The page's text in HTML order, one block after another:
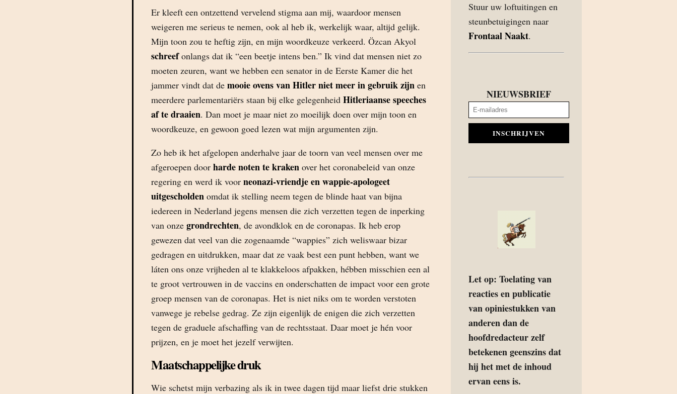
Er kleeft een ontzettend vervelend stigma aan mij, waardoor mensen
weigeren me serieus te nemen, ook al heb ik, werkelijk waar, altijd gelijk.
Mijn toon zou te heftig zijn, en mijn woordkeuze verkeerd. Özcan Akyol
schreefonlangs dat ik “een beetje intens ben.” Ik vind dat mensen niet zo
moeten zeuren, want we hebben een senator in de Eerste Kamer die het
jammer vindt dat de mooie ovens van Hitler niet meer in gebruik zijn en
meerdere parlementariërs staan bij elke gelegenheid Hitleriaanse speeches
af te draaien. Dan moet je maar niet zo moeilijk doen over mijn toon en
woordkeuze, en gewoon goed lezen wat mijn argumenten zijn.
Zo heb ik het afgelopen anderhalve jaar de toorn van veel mensen over me
afgeroepen door harde noten te kraken over het coronabeleid van onze
regering en werd ik voor neonazi-vriendje en wappie-apologeet
uitgescholden omdat ik stelling neem tegen de blinde haat van bijna
iedereen in Nederland jegens mensen die zich verzetten tegen de inperking
van onze grondrechten, de avondklok en de coronapas. Ik heb erop
gewezen dat veel van die zogenaamde “wappies” zich weliswaar bizar
gedragen en uitdrukken, maar dat ze vaak best een punt hebben, want we
láten ons onze vrijheden al te klakkeloos afpakken, hébben misschien een al
te groot vertrouwen in de vaccins en onderschatten de impact voor een grote
groep mensen van de coronapas. Het is niet niks om te worden verstoten
vanwege je rebelse gedrag. Ze zijn eigenlijk de enigen die zich verzetten
tegen de graduele afschaffing van de rechtsstaat. Daar moet je hén voor
prijzen, en je moet het jezelf verwijten.
Maatschappelijke druk
Wie schetst mijn verbazing als ik in twee dagen tijd maar liefst drie stukken
Stuur uw loftuitingen en
steunbetuigingen naar
Frontaal Naakt.
NIEUWSBRIEF
INSCHRIJVEN
Let op: Toelating van
reacties en publicatie
van opiniestukken van
anderen dan de
hoofdredacteur zelf
betekenen geenszins dat
hij het met de inhoud
ervan eens is.